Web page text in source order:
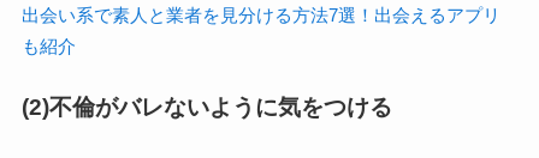
出会い系で素人と業者を見分ける方法7選！出会えるアプリ
も紹介
(2)不倫がバレないように気をつける